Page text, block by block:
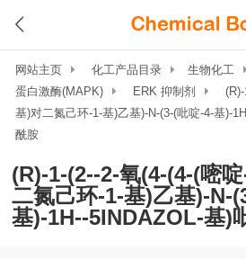
网站主页 化工产品目录 生物化工
蛋白激酶(MAPK)
ERK 抑制剂
基)对二氮己环-1-基)乙基)-N-(3-(吡啶-4-基)-
酰胺
(R)-1-(2--2-氧(4-(4-(嘧
二氮己环-1-基)乙基)-N-
基)-1H--5INDAZOL-基)